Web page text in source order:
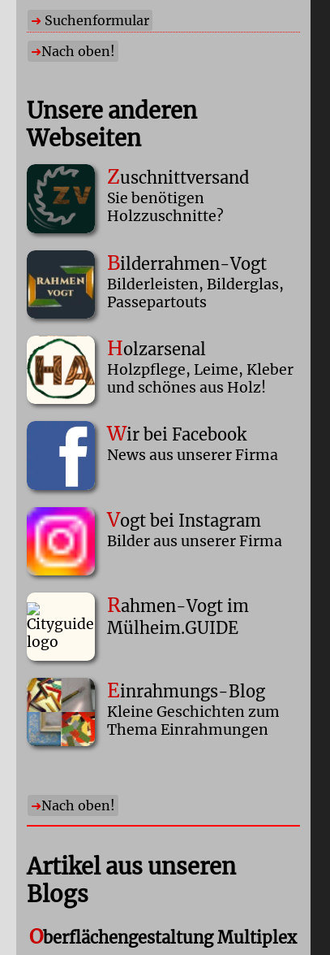
Suchenformular
Nach oben!
Unsere anderen
Webseiten
Zuschnittversand
Sie benötigen
Holzzuschnitte?
Bilderrahmen-Vogt
Bilderleisten, Bilderglas,
Passepartouts
Holzarsenal
Holzpflege, Leime, Kleber
und schönes aus Holz!
Wir bei Facebook
News aus unserer Firma
Vogt bei Instagram
Bilder aus unserer Firma
Rahmen-Vogt im
Mülheim.GUIDE
Einrahmungs-Blog
Kleine Geschichten zum
Thema Einrahmungen
Nach oben!
Artikel aus unseren
Blogs
Oberflächengestaltung Multiplex